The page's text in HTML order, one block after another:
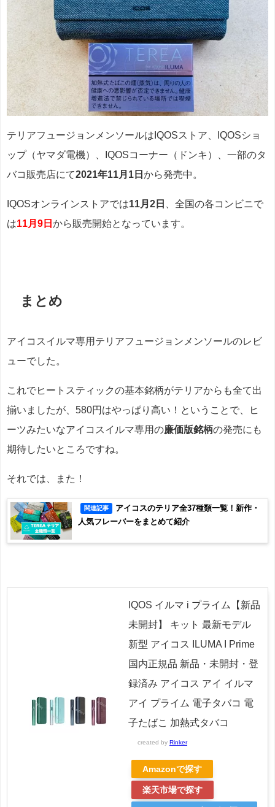
テリアフュージョンメンソールはIQOSストア、IQOSショ
ップ（ヤマダ電機）、IQOSコーナー（ドンキ）、一部のタ
バコ販売店にて2021年11月1日 から発売中。
IQOSオンラインストアでは11月2日
、全国の各コンビニで
は11月9日 から販売開始となっています。
まとめ
アイコスイルマ専用テリアフュージョンメンソールのレビ
ューでした。
これでヒートスティックの基本銘柄がテリアからも全て出
揃いましたが、580円はやっぱり高い！ということで、ヒ
ーツみたいなアイコスイルマ専用の廉価版銘柄の発売にも
期待したいところですね。
それでは、また！
関連記事
アイコスのテリア全37種類一覧！新作・
人気フレーバーをまとめて紹介
IQOS イルマ i プライム【新品
未開封】 キット 最新モデル
新型 アイコス ILUMA I Prime
国内正規品 新品・未開封・登
録済み アイコス アイ イルマ
アイ プライム 電子タバコ 電
子たばこ 加熱式タバコ
created by Rinker
Amazonで探す
楽天市場で探す